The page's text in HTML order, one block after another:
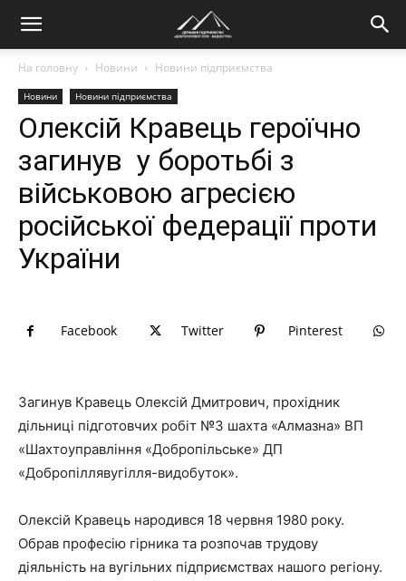
На головну Новини Новини підприємства
Новини Новини підприємства
Олексій Кравець героїчно
загинув у боротьбі з
військовою агресією
російської федерації проти
України
Facebook Twitter Pinterest
Загинув Кравець Олексій Дмитрович, прохідник
дільниці підготовчих робіт №3 шахта «Алмазна» ВП
«Шахтоуправління «Добропільське» ДП
«Добропіллявугілля-видобуток».
Олексій Кравець народився 18 червня 1980 року.
Обрав професію гірника та розпочав трудову
діяльність на вугільних підприємствах нашого регіону.